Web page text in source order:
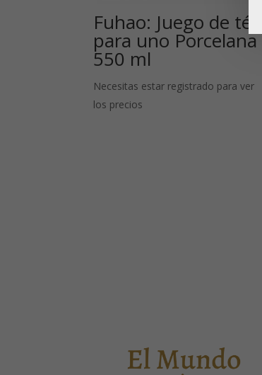
Fuhao: Juego de té
para uno Porcelana
550 ml
Necesitas estar registrado para ver
los precios